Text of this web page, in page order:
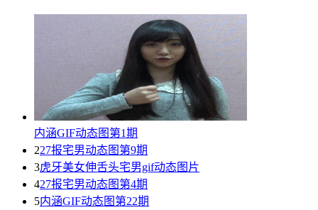
内涵GIF动态图第1期
227报宅男动态图第9期
3虎牙美女伸舌头宅男gif动态图片
427报宅男动态图第4期
5内涵GIF动态图第22期